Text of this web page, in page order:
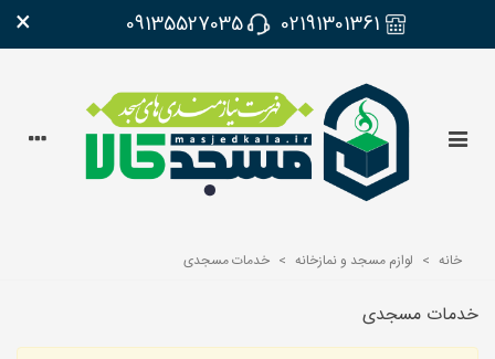
02191301361
09135527035
×
خانه > لوازم مسجد و نمازخانه > خدمات مسجدی
خدمات مسجدی